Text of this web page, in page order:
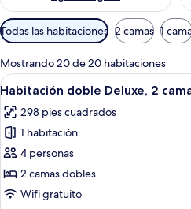
Filtros
disponibles
para
las
habitaciones
Todas las habitaciones 2 camas 1
Mostrando 20 de 20 habitaciones
Abrir
todas
las
fotos
de
Habitación
doble
2
Habitación doble Deluxe, 2
298 pies cuadrados
1 habitación
4 personas
2 camas dobles
Wifi gratuito